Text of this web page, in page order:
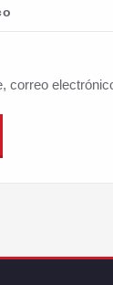
correo